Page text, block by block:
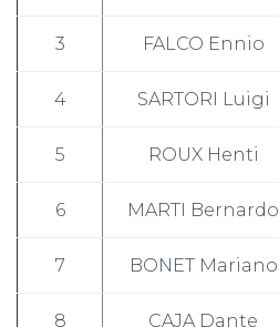
3 FALCO Ennio
4 SARTORI Luigi
5 ROUX Henti
6 MARTI Bernardo
7 BONET Mariano
8 CAJA Dante